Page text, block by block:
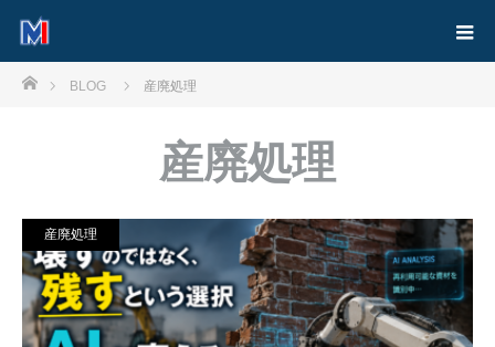
ホームBLOG 産廃処理
産廃処理
産廃処理